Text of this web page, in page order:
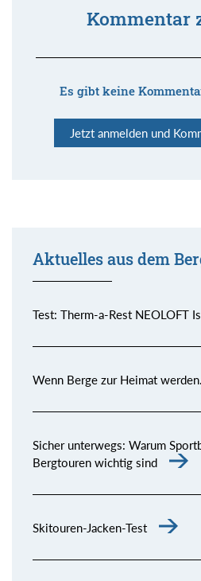
Kommentar
Es gibt keine
Jetzt anmelden und
Aktuelles aus dem
Test: Therm-a-Rest NEOLOFT
Wenn Berge zur Heimat
Sicher unterwegs: Warum
Bergtouren wichtig sind
Skitouren-Jacken-Test